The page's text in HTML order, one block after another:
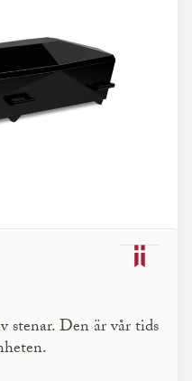
stenar. Den är vår tids